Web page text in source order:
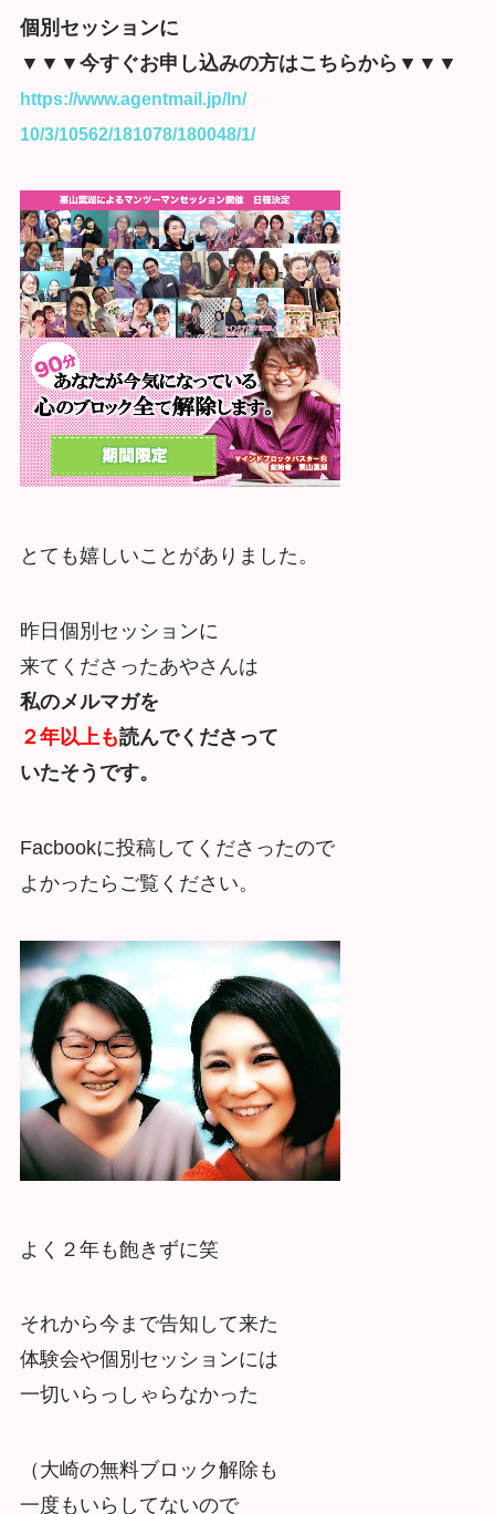
個別セッションに
▼▼▼今すぐお申し込みの方はこちらから▼▼▼
https://www.agentmail.jp/ln/
10/3/10562/181078/180048/1/
とても嬉しいことがありました。
昨日個別セッションに
来てくださったあやさんは
私のメルマガを
２年以上も読んでくださって
いたそうです。
Facbookに投稿してくださったので
よかったらご覧ください。
よく２年も飽きずに笑
それから今まで告知して来た
体験会や個別セッションには
一切いらっしゃらなかった
（大崎の無料ブロック解除も
一度もいらしてないので